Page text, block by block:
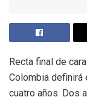
Recta final de
Colombia
cuatro años. Dos